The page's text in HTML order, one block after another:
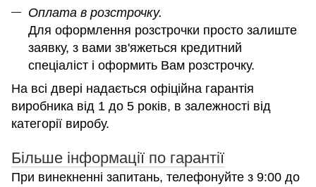
Оплата в розстрочку.
Для оформлення розстрочки просто залиште
заявку, з вами зв'яжеться кредитний
спеціаліст і оформить Вам розстрочку.
На всі двері надається офіційна гарантія
виробника від 1 до 5 років, в залежності від
категорії виробу.
Більше інформації по гарантії
При винекненні запитань, телефонуйте з 9:00 до